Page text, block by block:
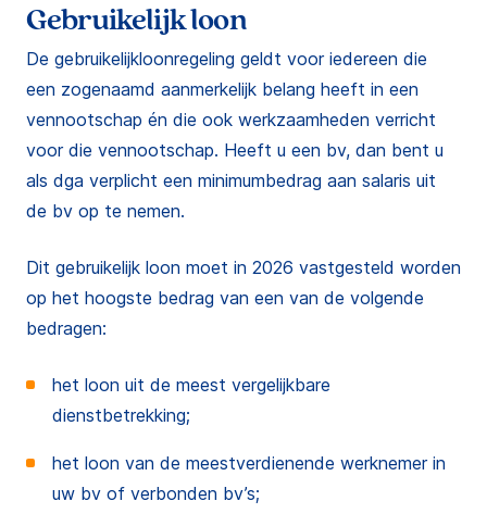
Gebruikelijk loon
De gebruikelijkloonregeling geldt voor iedereen die
een zogenaamd aanmerkelijk belang heeft in een
vennootschap én die ook werkzaamheden verricht
voor die vennootschap. Heeft u een bv, dan bent u
als dga verplicht een minimumbedrag aan salaris uit
de bv op te nemen.
Dit gebruikelijk loon moet in 2026 vastgesteld worden
op het hoogste bedrag van een van de volgende
bedragen:
het loon uit de meest vergelijkbare
dienstbetrekking;
het loon van de meestverdienende werknemer in
uw bv of verbonden bv’s;